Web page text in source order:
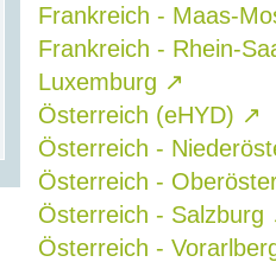
Frankreich - Maas-
Frankreich - Rhein-
Luxemburg ↗
Österreich (eHYD) ↗
Österreich -
Österreich -
Österreich - Salzburg
Österreich -